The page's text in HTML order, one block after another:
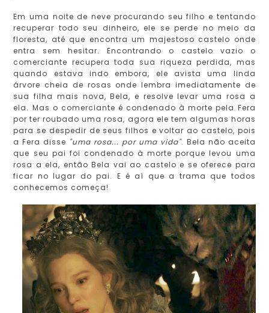
Em uma noite de neve procurando seu filho e tentando
recuperar todo seu dinheiro, ele se perde no meio da
floresta, até que encontra um majestoso castelo onde
entra sem hesitar. Encontrando o castelo vazio o
comerciante recupera toda sua riqueza perdida, mas
quando estava indo embora, ele avista uma linda
árvore cheia de rosas onde lembra imediatamente de
sua filha mais nova, Bela, e resolve levar uma rosa a
ela. Mas o comerciante é condenado à morte pela Fera
por ter roubado uma rosa, agora ele tem algumas horas
para se despedir de seus filhos e voltar ao castelo, pois
a Fera disse "uma rosa... por uma vida". Bela não aceita
que seu pai foi condenado à morte porque levou uma
rosa a ela, então Bela vai ao castelo e se oferece para
ficar no lugar do pai. E é aí que a trama que todos
conhecemos começa!